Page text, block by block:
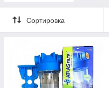
Сортировка